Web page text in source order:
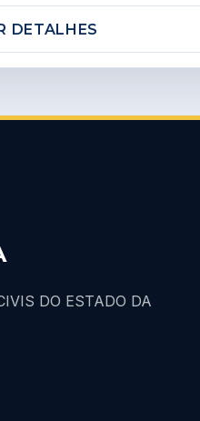
DETALHES
DO ESTADO DA